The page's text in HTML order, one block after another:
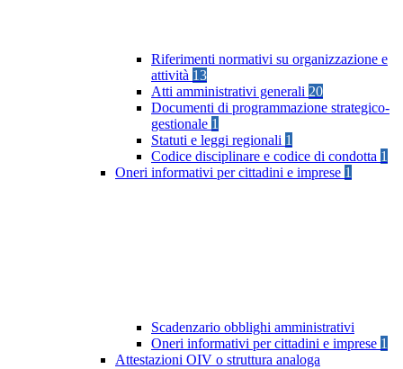
Riferimenti normativi su organizzazione e
attività 13
Atti amministrativi generali 20
Documenti di programmazione strategico-
gestionale 1
Statuti e leggi regionali 1
Codice disciplinare e codice di condotta 1
Oneri informativi per cittadini e imprese 1
Scadenzario obblighi amministrativi
Oneri informativi per cittadini e imprese 1
Attestazioni OIV o struttura analoga